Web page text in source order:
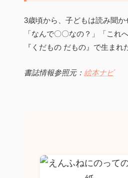
3歳頃から、子どもは読み聞か
「なんで〇〇なの？」「こ
『くだもの だもの』で生ま
書誌情報参照元： 絵本ナビ